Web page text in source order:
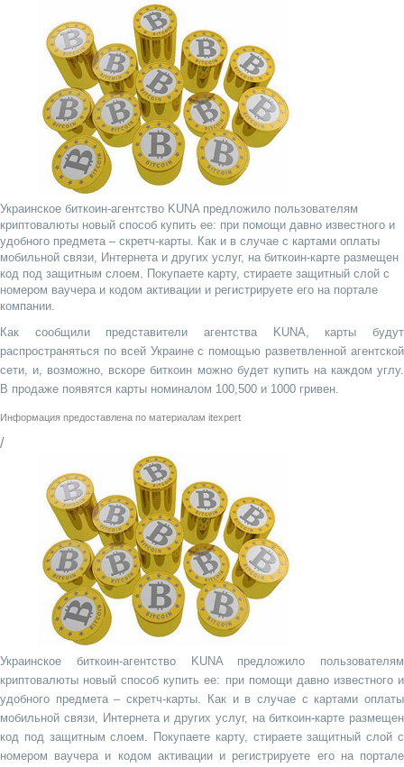
Украинское биткоин-агентство KUNA предложило пользователям
криптовалюты новый способ купить ее: при помощи давно известного и
удобного предмета – скретч-карты. Как и в случае с картами оплаты
мобильной связи, Интернета и других услуг, на биткоин-карте размещен
код под защитным слоем. Покупаете карту, стираете защитный слой с
номером ваучера и кодом активации и регистрируете его на портале
компании.
Как сообщили представители агентства KUNA, карты будут
распространяться по всей Украине с помощью разветвленной агентской
сети, и, возможно, вскоре биткоин можно будет купить на каждом углу.
В продаже появятся карты номиналом 100,500 и 1000 гривен.
Информация предоставлена по материалам itexpert
/
Украинское биткоин-агентство KUNA предложило пользователям
криптовалюты новый способ купить ее: при помощи давно известного и
удобного предмета – скретч-карты. Как и в случае с картами оплаты
мобильной связи, Интернета и других услуг, на биткоин-карте размещен
код под защитным слоем. Покупаете карту, стираете защитный слой с
номером ваучера и кодом активации и регистрируете его на портале